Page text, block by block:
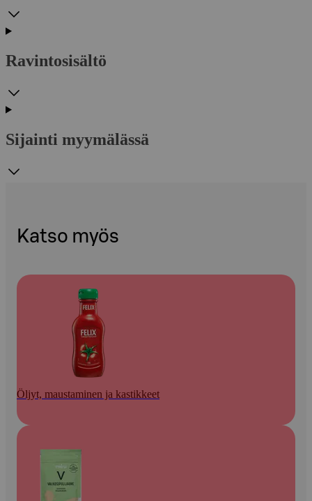
Ravintosisältö
Sijainti myymälässä
Katso myös
Öljyt, maustaminen ja kastikkeet